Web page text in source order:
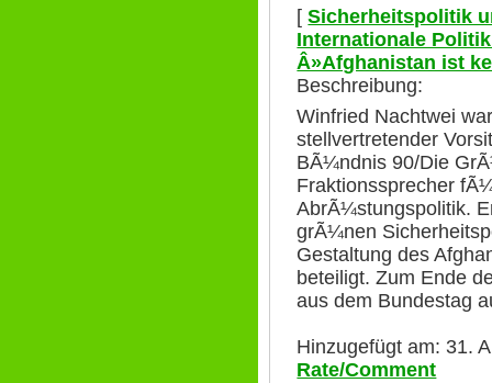
[Sicherheitspolitik
Internationale
Â»Afghanistan ist
Beschreibung:
Winfried Nachtwei
stellvertretender
BÃ¼ndnis 90/Die
Fraktionssprecher
AbrÃ¼stungspolitik.
grÃ¼nen
Gestaltung des
beteiligt. Zum Ende
aus dem Bundestag
Hinzugefügt am: 31.
Rate/Comment